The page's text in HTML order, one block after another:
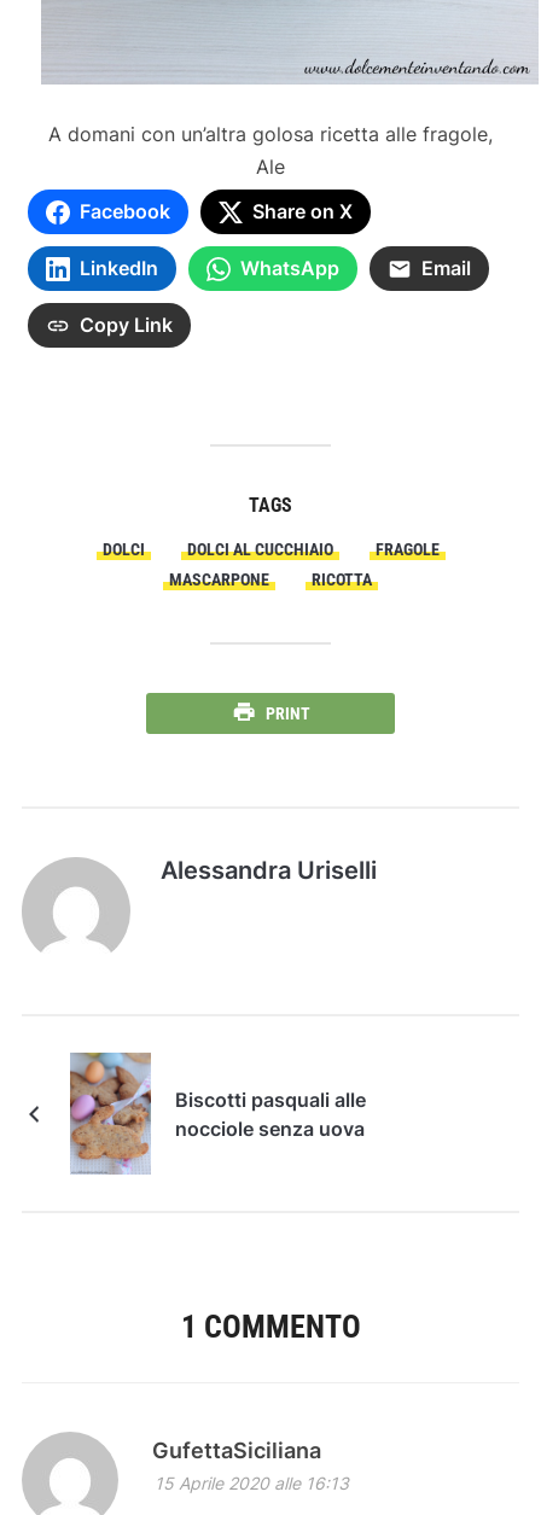
A domani con un’altra golosa ricetta alle fragole,
Ale
Facebook
Share on X
LinkedIn WhatsApp Email
Copy Link
TAGS
DOLCI DOLCI AL CUCCHIAIO
FRAGOLE
MASCARPONE
RICOTTA
PRINT
Alessandra Uriselli
Biscotti pasquali alle
nocciole senza uova
1 COMMENTO
GufettaSiciliana
15 Aprile 2020 alle 16:13